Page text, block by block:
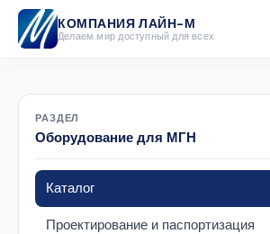
КОМПАНИЯ ЛАЙН-М
Делаем мир доступный для всех
РАЗДЕЛ
Оборудование для МГН
Каталог
Проектирование и паспортизация